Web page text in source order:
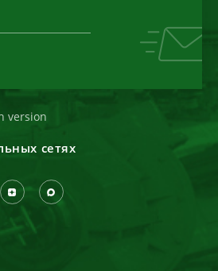
version
сетях